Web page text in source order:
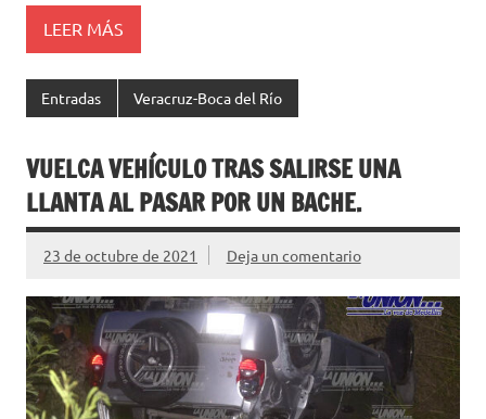
LEER MÁS
Entradas Veracruz-Boca del Río
VUELCA VEHÍCULO TRAS SALIRSE UNA
LLANTA AL PASAR POR UN BACHE.
23 de octubre de 2021 Deja un comentario